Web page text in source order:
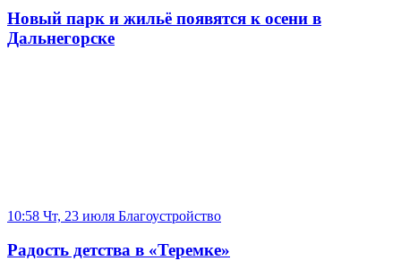
Новый парк и жильё появятся к осени в
Дальнегорске
10:58 Чт, 23 июля Благоустройство
Радость детства в «Теремке»